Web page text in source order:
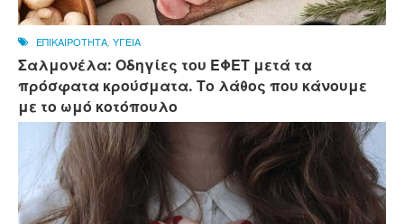
ΕΠΙΚΑΙΡΟΤΗΤΑ ΥΓΕΙΑ
Σαλμονέλα: Οδηγίες του ΕΦΕΤ μετά τα
πρόσφατα κρούσματα. Το λάθος που κάνουμε
με το ωμό κοτόπουλο